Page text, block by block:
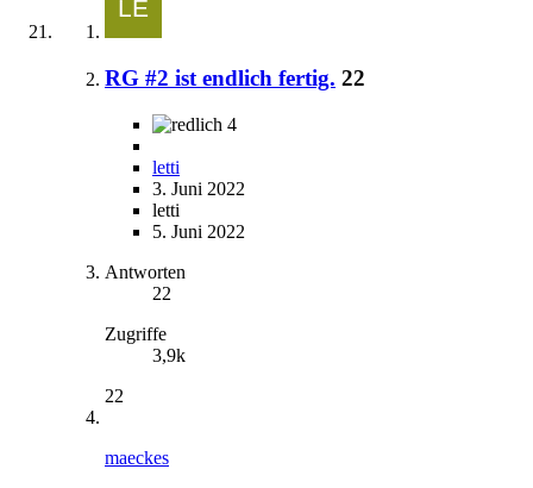
RG #2 ist endlich fertig. 22
4
letti
3. Juni 2022
letti
5. Juni 2022
Antworten
22
Zugriffe
3,9k
22
maeckes